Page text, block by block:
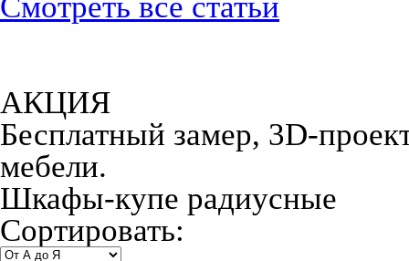
АКЦИЯ
Бесплатный замер, 3D-
мебели.
Шкафы-купе радиусные
Сортировать: